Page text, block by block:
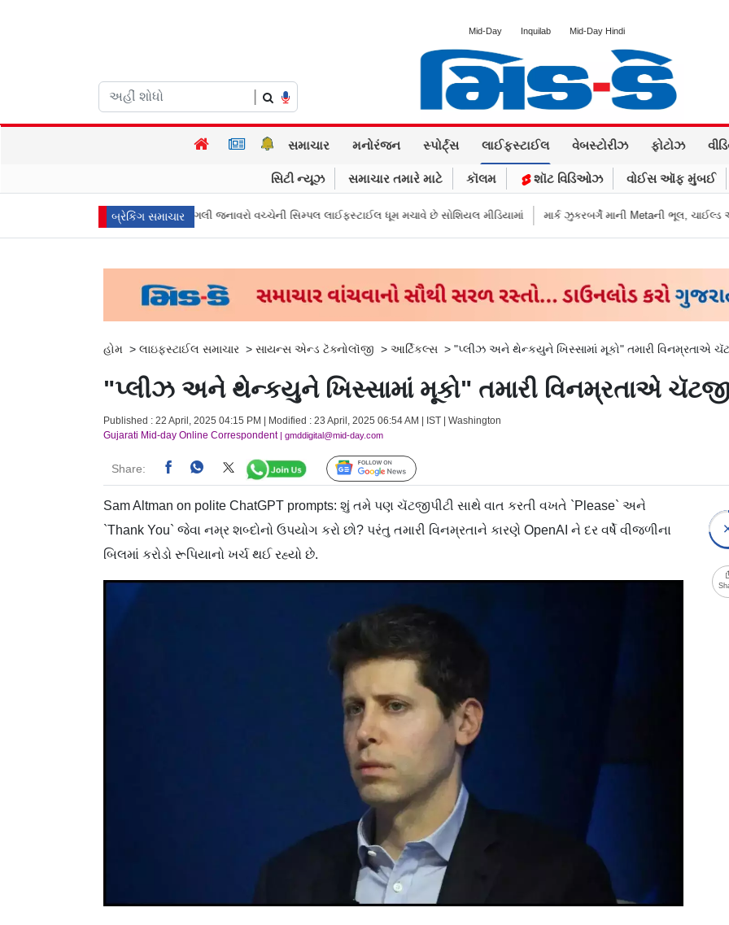
Mid-Day Inquilab Mid-Day Hindi
સમાચાર મનોરંજન સ્પોર્ટ્સ લાઈફસ્ટાઈલ વેબસ્ટોરીઝ ફોટોઝ
સિટી ન્યૂઝ સમાચાર તમારે માટે કૉલમ શૉટ વિડિઓઝ વોઈસ ઑફ મુંબઈ
બ્રેકિંગ સમાચાર
આ બહેનની જંગલી જનાવરો વચ્ચેની સિમ્પલ લાઈફસ્ટાઈલ ધૂમ મચાવે છે સોશિયલ મીડિયામાં માર્ક ઝુકરબર્ગે માની Metaની ભૂલ, ચાઈલ્ડ અબ્યૂઝ કૉન્ટેન્ટ અને
હોમ > લાઇફસ્ટાઈલ સમાચાર > સાયન્સ એન્ડ ટૅક્નોલૉજી > આર્ટિકલ્સ > "પ્લીઝ અને થેન્કયુને ખિસ્સામાં મૂકો" તમારી વિનમ્રતાએ
"પ્લીઝ અને થેન્કયુને ખિસ્સામાં મૂકો" તમારી વિનમ્રતાએ
Published : 22 April, 2025 04:15 PM | Modified : 23 April, 2025 06:54 AM | IST | Washington
Gujarati Mid-day Online Correspondent| gmddigital@mid-day.com
Share: Follow Us
Sam Altman on polite ChatGPT prompts: શું તમે પણ ચૅટજીપીટી સાથે વાત કરતી વખતે `Please` અને
`Thank You` જેવા નમ્ર શબ્દોનો ઉપયોગ કરો છો? પરંતુ તમારી વિનમ્રતાને કારણે OpenAI ને દર વર્ષે વીજળીના
બિલમાં કરોડો રૂપિયાનો ખર્ચ થઈ રહ્યો છે.